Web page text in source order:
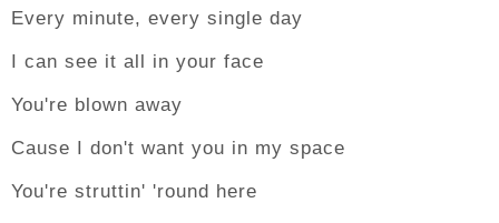
Every minute, every single day
I can see it all in your face
You're blown away
Cause I don't want you in my space
You're struttin' 'round here